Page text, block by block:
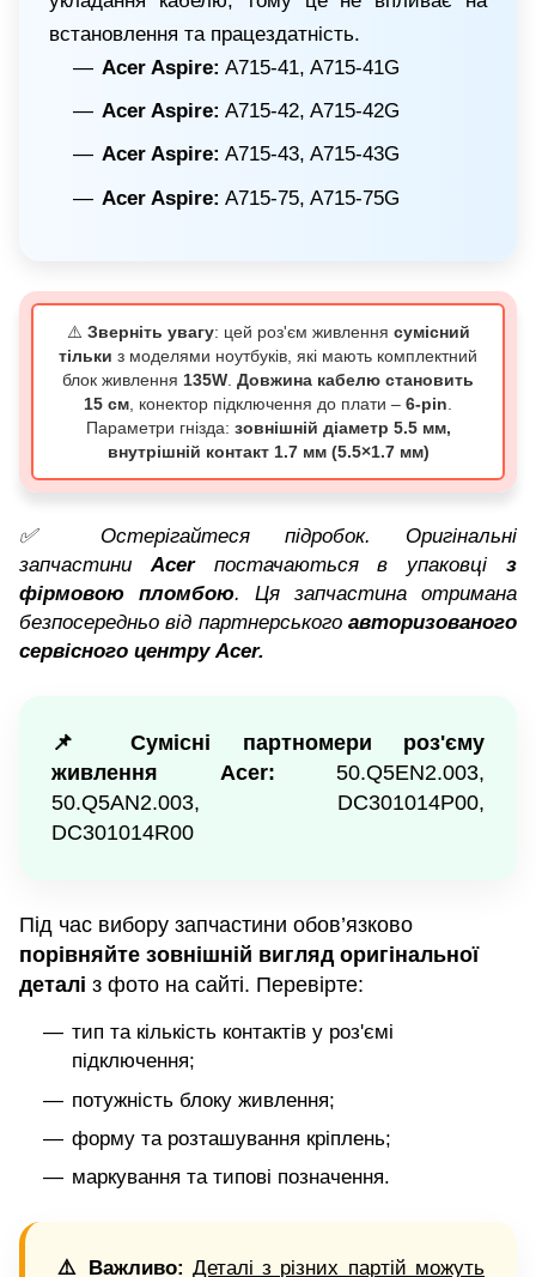
встановлення та працездатність.
Acer Aspire: A715-41, A715-41G
Acer Aspire: A715-42, A715-42G
Acer Aspire: A715-43, A715-43G
Acer Aspire: A715-75, A715-75G
⚠️ Зверніть увагу: цей роз'єм живлення сумісний
тільки з моделями ноутбуків, які мають комплектний
блок живлення 135W Довжина кабелю становить
15 см , конектор підключення до плати – 6-pin
Параметри гнізда: зовнішній діаметр 5.5 мм,
внутрішній контакт 1.7 мм (5.5×1.7 мм)
✅ Остерігайтеся підробок. Оригінальні
запчастиниAcer постачаються в упаковціз
фірмовою пломбою. Ця запчастина отримана
безпосередньо від партнерського авторизованого
сервісного центру Acer.
📌 Сумісні партномери роз'єму
живлення Acer: 50.Q5EN2.003,
50.Q5AN2.003, DC301014P00,
DC301014R00
Під час вибору запчастини обов’язково
порівняйте зовнішній вигляд оригінальної
деталі з фото на сайті. Перевірте:
тип та кількість контактів у роз'ємі
підключення;
потужність блоку живлення;
форму та розташування кріплень;
маркування та типові позначення.
⚠️ Важливо: Деталі з різних партій можуть